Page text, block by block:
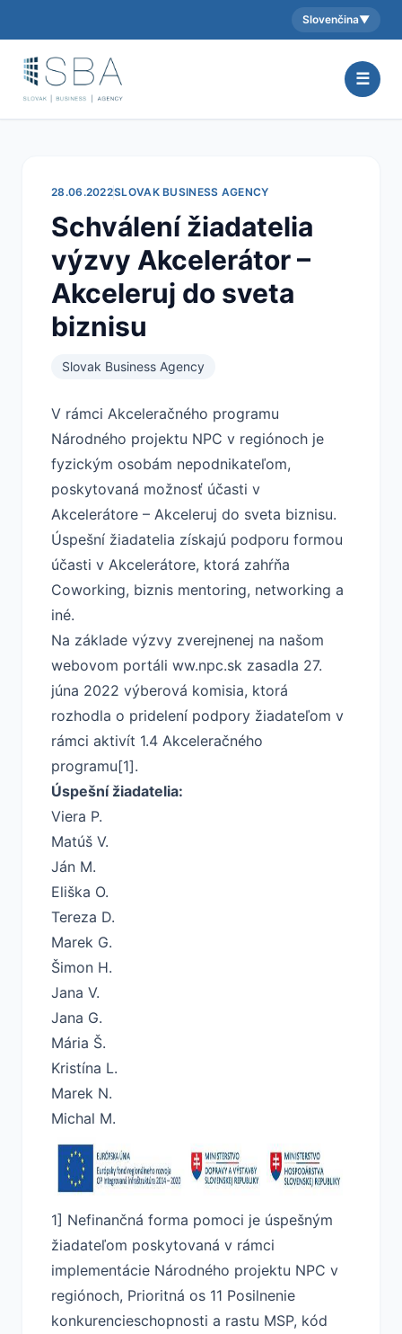
Aktuálny jazyk:
Slovenčina▼
☰
28.06.2022SLOVAK BUSINESS AGENCY
Schválení žiadatelia
výzvy Akcelerátor –
Akceleruj do sveta
biznisu
Slovak Business Agency
V rámci Akceleračného programu
Národného projektu NPC v regiónoch je
fyzickým osobám nepodnikateľom,
poskytovaná možnosť účasti v
Akcelerátore – Akceleruj do sveta biznisu.
Úspešní žiadatelia získajú podporu formou
účasti v Akcelerátore, ktorá zahŕňa
Coworking, biznis mentoring, networking a
iné.
Na základe výzvy zverejnenej na našom
webovom portáli ww.npc.sk zasadla 27.
júna 2022 výberová komisia, ktorá
rozhodla o pridelení podpory žiadateľom v
rámci aktivít 1.4 Akceleračného
programu[1].
Úspešní žiadatelia:
Viera P.
Matúš V.
Ján M.
Eliška O.
Tereza D.
Marek G.
Šimon H.
Jana V.
Jana G.
Mária Š.
Kristína L.
Marek N.
Michal M.
1] Nefinančná forma pomoci je úspešným
žiadateľom poskytovaná v rámci
implementácie Národného projektu NPC v
regiónoch, Prioritná os 11 Posilnenie
konkurencieschopnosti a rastu MSP, kód